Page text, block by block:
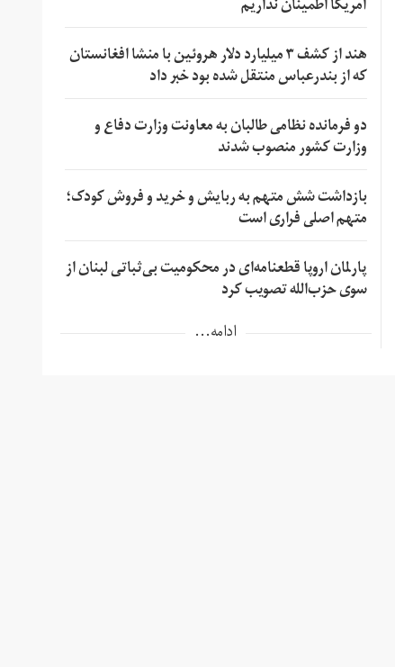
آمریکا اطمینان نداریم
هند از کشف ۳ میلیارد دلار هروئین با منشا افغانستان
که از بندرعباس منتقل شده بود خبر داد
دو فرمانده نظامی طالبان به معاونت وزارت دفاع و
وزارت کشور منصوب شدند
بازداشت شش متهم به ربایش و خرید و فروش کودک؛
متهم اصلی فراری است
پارلمان اروپا قطعنامه‌ای در محکومیت بی‌ثباتی لبنان از
سوی حزب‌الله تصویب کرد
ادامه...